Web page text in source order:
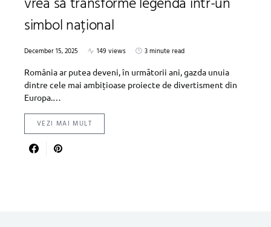
simbol național
December 15, 2025 149 views
3 minute read
România ar putea deveni, în următorii ani, gazda unuia
dintre cele mai ambițioase proiecte de divertisment din
Europa.…
VEZI MAI MULT